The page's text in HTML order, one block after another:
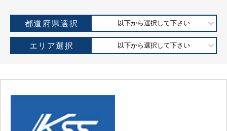
都道府県選択 以下から選択して下さい
エリア選択 以下から選択して下さい